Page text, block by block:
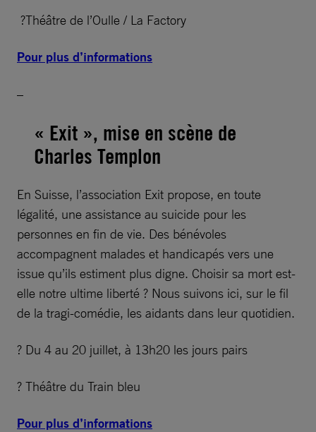
?Théâtre de l’Oulle / La Factory
Pour plus d’informations
–
« Exit », mise en scène de
Charles Templon
En Suisse, l’association Exit propose, en toute
légalité, une assistance au suicide pour les
personnes en fin de vie. Des bénévoles
accompagnent malades et handicapés vers une
issue qu’ils estiment plus digne. Choisir sa mort est-
elle notre ultime liberté ? Nous suivons ici, sur le fil
de la tragi-comédie, les aidants dans leur quotidien.
? Du 4 au 20 juillet, à 13h20 les jours pairs
? Théâtre du Train bleu
Pour plus d’informations